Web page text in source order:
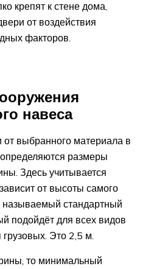
крепят к стене дома,
от воздействия
факторов.
навеса
от выбранного материала в
размеры
Здесь учитывается
от высоты самого
называемый стандартный
подойдёт для всех видов
Это 2,5 м.
то минимальный